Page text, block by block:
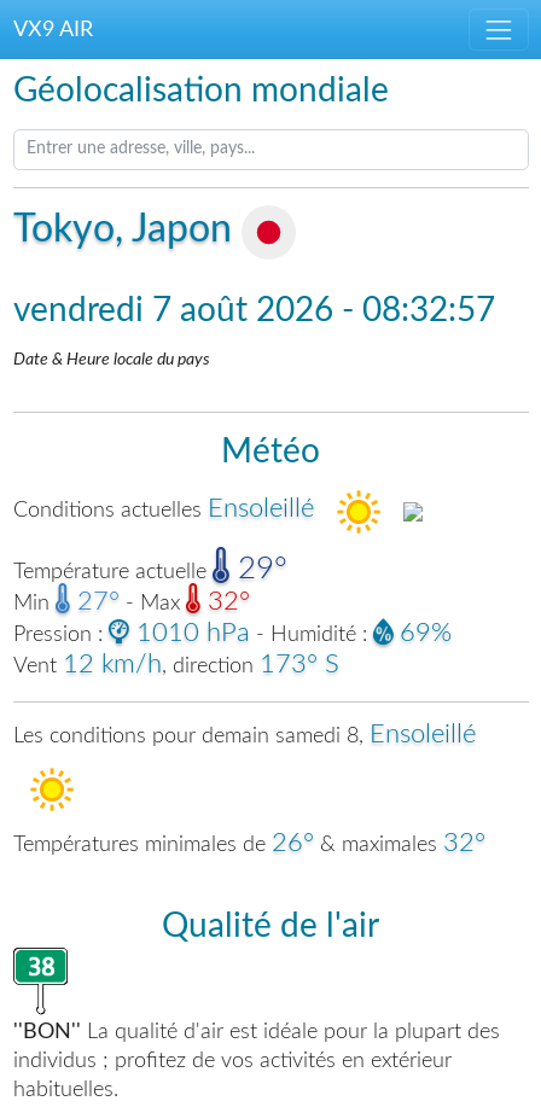
VX9 AIR
Géolocalisation mondiale
Tokyo, Japon
vendredi 7 août 2026 - 08:32:57
Date & Heure locale du pays
Météo
Conditions actuelles Ensoleillé
Température actuelle 29°
Min 27° - Max 32°
Pression : 1010 hPa - Humidité : 69%
Vent 12 km/h, direction 173° S
Les conditions pour demain samedi 8, Ensoleillé
Températures minimales de 26° & maximales 32°
Qualité de l'air
''BON'' La qualité d'air est idéale pour la plupart des
individus ; profitez de vos activités en extérieur
habituelles.